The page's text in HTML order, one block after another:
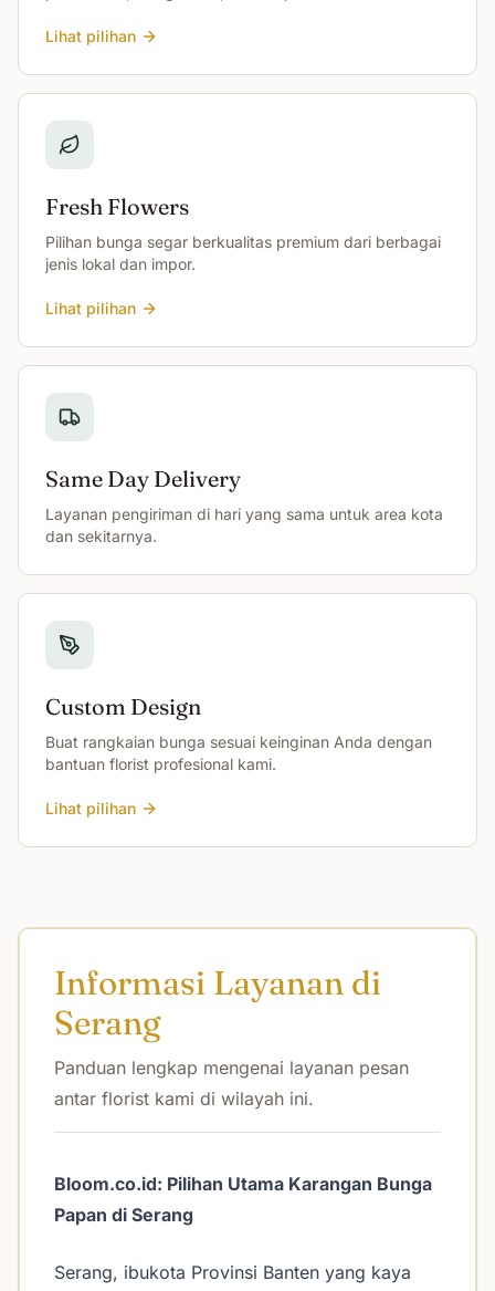
Lihat pilihan
Fresh Flowers
Pilihan bunga segar berkualitas premium dari berbagai
jenis lokal dan impor.
Lihat pilihan
Same Day Delivery
Layanan pengiriman di hari yang sama untuk area kota
dan sekitarnya.
Custom Design
Buat rangkaian bunga sesuai keinginan Anda dengan
bantuan florist profesional kami.
Lihat pilihan
Informasi Layanan di
Serang
Panduan lengkap mengenai layanan pesan
antar florist kami di wilayah ini.
Bloom.co.id: Pilihan Utama Karangan Bunga
Papan di Serang
Serang, ibukota Provinsi Banten yang kaya